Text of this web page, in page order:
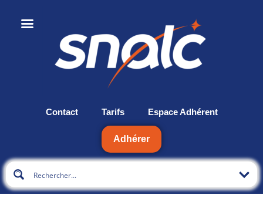
Contact Tarifs Espace Adhérent
Adhérer